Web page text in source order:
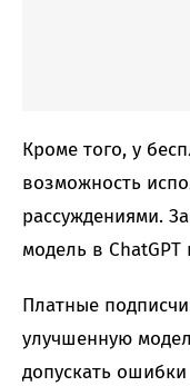
Кроме того, у
возможность
рассуждениями.
модель в ChatGPT
Платные
улучшенную
допускать